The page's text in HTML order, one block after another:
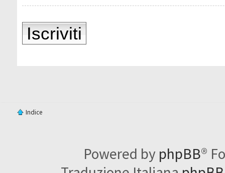
Iscriviti
Indice
Powered by phpBB®